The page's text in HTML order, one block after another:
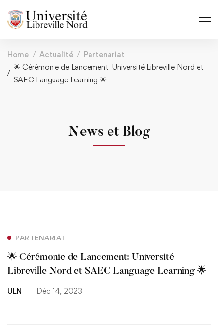
Home Actualité
Partenariat
🌟 Cérémonie de Lancement: Université Libreville Nord et
SAEC Language Learning 🌟
News et Blog
🌟
Cérémonie
de
PARTENARIAT
🌟 Cérémonie de Lancement: Université
Libreville Nord et SAEC Language Learning 🌟
ULN Déc 14, 2023